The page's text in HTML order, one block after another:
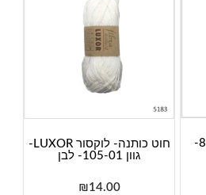
מלגה- Malaga- גוון 807-
חוט כותנה- לוקסור LUXOR-
גוון 105-01- לבן
₪14.00